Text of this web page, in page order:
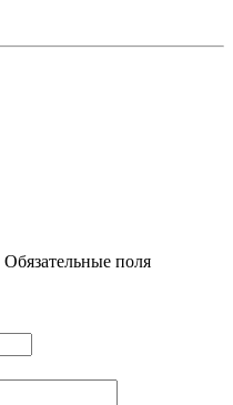
Обязательные поля